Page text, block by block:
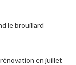
le brouillard
en juillet